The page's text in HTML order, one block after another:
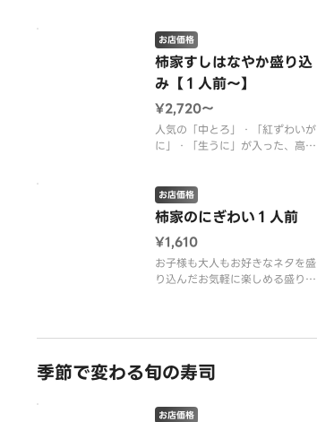
３種類の味わいを一度に楽しめる
盛り込みです。
【内容】ほたて・炙りほたて・ほ
たてとびっこ・中とろ・いか・甘
海老・生たこ・ねぎとろ・柚子ふ
り穴子（１
柿家すしはなやか盛り込
み【１人前～】
お店価格
¥2,720〜
人気の「中とろ」・「紅ずわいが
に」・「生うに」が入った、高級
【内容】南まぐろ中とろ・紅ずわ
いがに・生うに（胡瓜添え）・い
くら・まぐろ赤身・かんぱち・柚
子ふり穴子・いかしそ・甘海老・
ほたて（１人前１０貫）
柿家のにぎわい１人前
お店価格
¥1,610
お子様も大人もお好きなネタを盛
り込んだお気軽に楽しめる盛り込
モン・海老・玉子・ねぎとろ・納
豆軍艦・びんとろ・鉄火細巻き
（１人前約９貫）
※細巻き（１本６つ切り）２個を
季節で変わる旬の寿司
お店価格